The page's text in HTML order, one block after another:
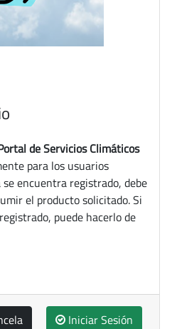
de Servicios Climáticos
para los usuarios
encuentra registrado, debe
el producto solicitado. Si
puede hacerlo de
Iniciar Sesión